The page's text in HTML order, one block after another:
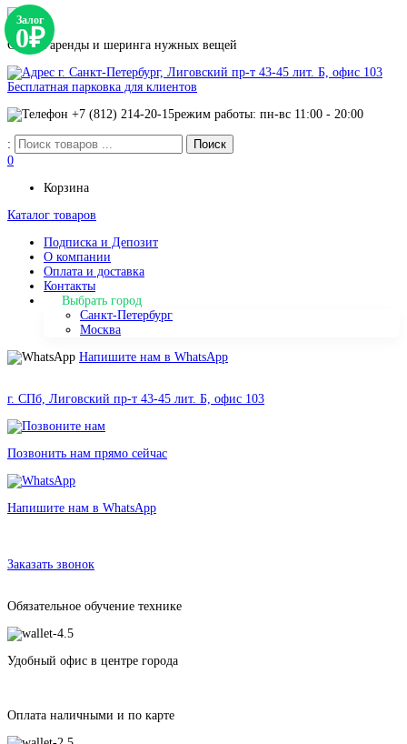
Сервис аренды и шеринга нужных вещей
г. Санкт-Петербург, Лиговский пр-т 43-45 лит. Б, офис 103
Бесплатная парковка для клиентов
+7 (812) 214-20-15режим работы: пн-вс 11:00 - 20:00
:
0
Корзина
Каталог товаров
Подписка и Депозит
О компании
Оплата и доставка
Контакты
Выбрать город
Санкт-Петербург
Москва
Напишите нам в WhatsApp
г. СПб, Лиговский пр-т 43-45 лит. Б, офис 103
Позвонить нам прямо сейчас
Напишите нам в WhatsApp
Заказать звонок
Обязательное обучение технике
Удобный офис в центре города
Оплата наличными и по карте
Залог
0₽